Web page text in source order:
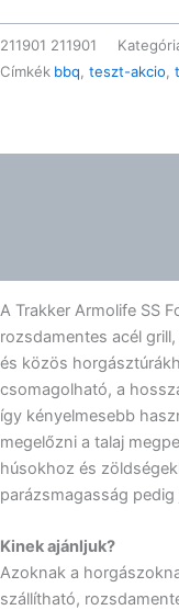
211901 211901
Címkék bbq teszt-akcio
A Trakker Armolife SS
rozsdamentes acél
és közös
csomagolható, a
így kényelmesebb
megelőzni a talaj
húsokhoz és
parázsmagasság
Kinek ajánljuk?
Azoknak a
szállítható,